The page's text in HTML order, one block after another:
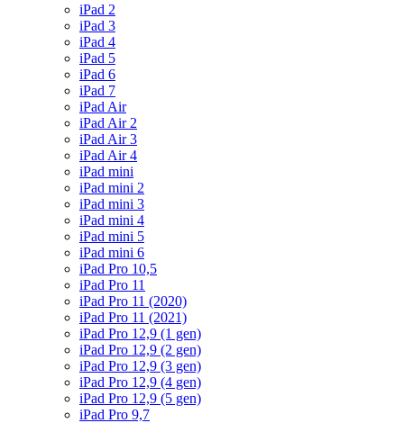
iPad 2
iPad 3
iPad 4
iPad 5
iPad 6
iPad 7
iPad Air
iPad Air 2
iPad Air 3
iPad Air 4
iPad mini
iPad mini 2
iPad mini 3
iPad mini 4
iPad mini 5
iPad mini 6
iPad Pro 10,5
iPad Pro 11
iPad Pro 11 (2020)
iPad Pro 11 (2021)
iPad Pro 12,9 (1 gen)
iPad Pro 12,9 (2 gen)
iPad Pro 12,9 (3 gen)
iPad Pro 12,9 (4 gen)
iPad Pro 12,9 (5 gen)
iPad Pro 9,7